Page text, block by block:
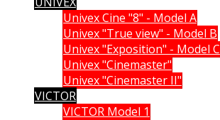
Univex Cine "8" - Model A
Univex "True view" - Model B
Univex "Exposition" - Model C
Univex "Cinemaster"
Univex "Cinemaster II"
VICTOR
VICTOR Model 1